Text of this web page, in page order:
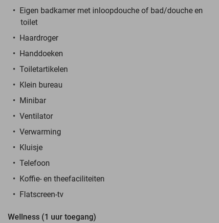
Eigen badkamer met inloopdouche of bad/douche en
toilet
Haardroger
Handdoeken
Toiletartikelen
Klein bureau
Minibar
Ventilator
Verwarming
Kluisje
Telefoon
Koffie- en theefaciliteiten
Flatscreen-tv
Wellness (1 uur toegang)